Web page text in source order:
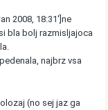
2008, 18:31']ne
bla bolj razmisljajoca
najbrz vsa
(no sej jaz ga